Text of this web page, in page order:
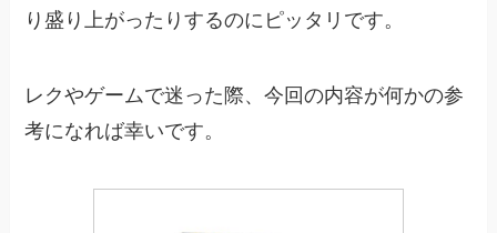
り盛り上がったりするのにピッタリです。
レクやゲームで迷った際、今回の内容が何かの参
考になれば幸いです。